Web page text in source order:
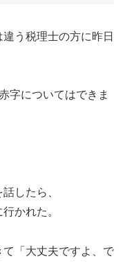
う税理士の方に昨日
字についてはできま
したら、
かれた。
「大丈夫ですよ、で